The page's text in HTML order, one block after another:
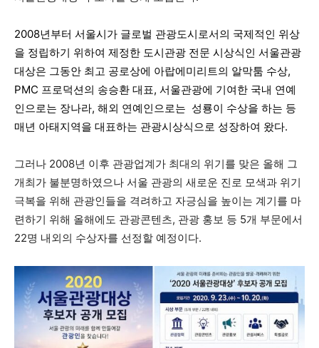
2008년부터 서울시가 글로벌 관광도시로서의 국제적인 위상
을 정립하기 위하여 제정한 도시관광 전문 시상식인 서울관광
대상은 그동안 최고 공로상에 아랍에미리트의 알막툼 수상,
PMC 프로덕션의 송승환 대표, 서울관광에 기여한 국내 연예
인으로는 장나라, 해외 연예인으로는 성룡이 수상을 하는 등
매년 아태지역을 대표하는 관광시상식으로 성장하여 왔다.
그러나 2008년 이후 관광업계가 최대의 위기를 맞은 올해 그
개최가 불분명하였으나 서울 관광의 새로운 진로 모색과 위기
극복을 위해 관광인들을 격려하고 자긍심을 높이는 계기를 마
련하기 위해 올해에도 관광콘텐츠, 관광 홍보 등 5개 부문에서
22명 내외의 수상자를 선정할 예정이다.